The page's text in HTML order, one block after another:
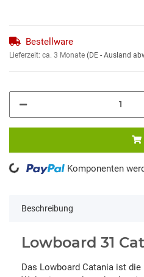
Bestellware
Lieferzeit: ca. 3 Monate (DE - Ausland
Loading... Komponenten
Beschreibung
Lowboard 31
Das Lowboard Catania ist